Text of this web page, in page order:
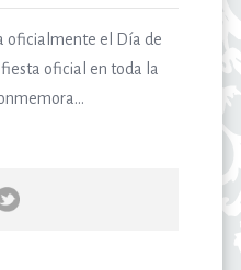
oficialmente el Día de
fiesta oficial en toda la